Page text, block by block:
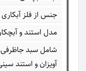
جنس از فلز
مدل استند و
شامل سبد
آویزان و استند